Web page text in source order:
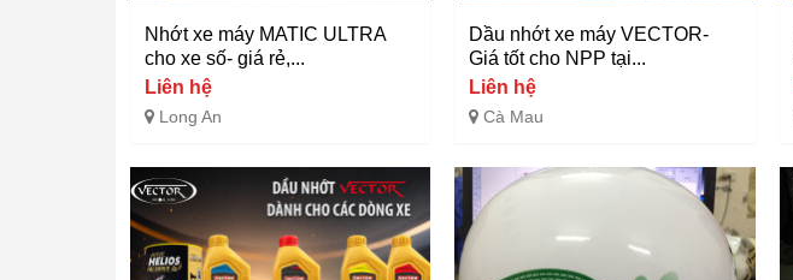
Nhớt xe máy MATIC ULTRA
cho xe số- giá rẻ,...
Liên hệ
Long An
Dầu nhớt xe máy VECTOR-
Giá tốt cho NPP tại...
Liên hệ
Cà Mau